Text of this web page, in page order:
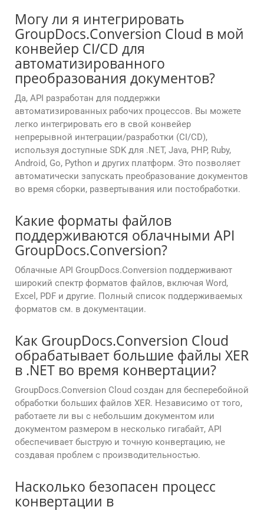
Могу ли я интегрировать
GroupDocs.Conversion Cloud в мой
конвейер CI/CD для
автоматизированного
преобразования документов?
Да, API разработан для поддержки
автоматизированных рабочих процессов. Вы можете
легко интегрировать его в свой конвейер
непрерывной интеграции/разработки (CI/CD),
используя доступные SDK для .NET, Java, PHP, Ruby,
Android, Go, Python и других платформ. Это позволяет
автоматически запускать преобразование документов
во время сборки, развертывания или постобработки.
Какие форматы файлов
поддерживаются облачными API
GroupDocs.Conversion?
Облачные API GroupDocs.Conversion поддерживают
широкий спектр форматов файлов, включая Word,
Excel, PDF и другие. Полный список поддерживаемых
форматов см. в документации.
Как GroupDocs.Conversion Cloud
обрабатывает большие файлы XER
в .NET во время конвертации?
GroupDocs.Conversion Cloud создан для бесперебойной
обработки больших файлов XER. Независимо от того,
работаете ли вы с небольшим документом или
документом размером в несколько гигабайт, API
обеспечивает быструю и точную конвертацию, не
создавая проблем с производительностью.
Насколько безопасен процесс
конвертации в